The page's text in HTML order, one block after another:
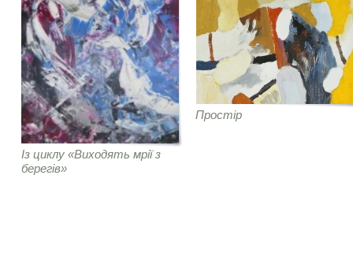
Із циклу «Виходять мрії з
берегів»
Простір